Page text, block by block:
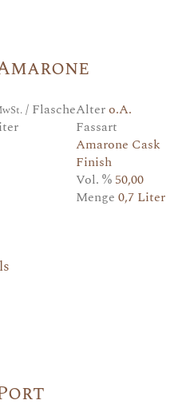
/ FlascheAltero.A.
Fassart
Amarone Cask
Finish
Vol. % 50,00
Menge0,7 Liter